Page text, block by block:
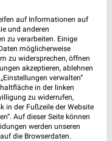
auf Informationen auf
und anderen
zu verarbeiten. Einige
möglicherweise
zu widersprechen, öffnen
akzeptieren, ablehnen
verwalten“
in der linken
zu widerrufen,
in der Fußzeile der Website
Auf dieser Seite können
werden unseren
die Browserdaten.